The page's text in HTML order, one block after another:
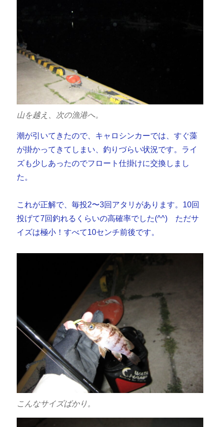
山を越え、次の漁港へ。
潮が引いてきたので、キャロシンカーでは、すぐ藻
が掛かってきてしまい、釣りづらい状況です。ライ
ズも少しあったのでフロート仕掛けに交換しまし
た。
これが正解で、毎投2〜3回アタリがあります。10回
投げて7回釣れるくらいの高確率でした(^^) ただサ
イズは極小！すべて10センチ前後です。
こんなサイズばかり。